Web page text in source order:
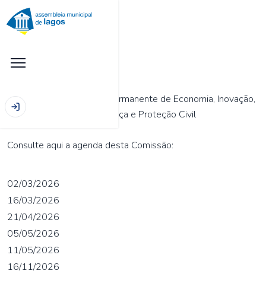
Comissão Especializada Permanente de Economia, Inovação,
Emprego, Turismo, Segurança e Proteção Civil
Consulte aqui a agenda desta Comissão:
02/03/2026
16/03/2026
21/04/2026
05/05/2026
11/05/2026
16/11/2026